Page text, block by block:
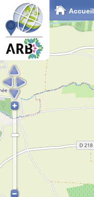
Accueil